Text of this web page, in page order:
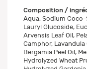
Composition /
Aqua, Sodium
Lauryl Glucoside,
Arvensis Leaf Oil,
Camphor,
Bergamia Peel Oil,
Hydrolyzed Wheat